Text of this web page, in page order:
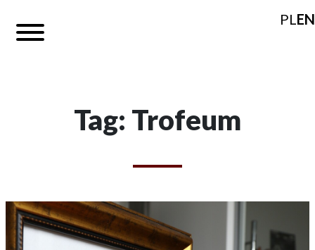
PLEN
Tag: Trofeum